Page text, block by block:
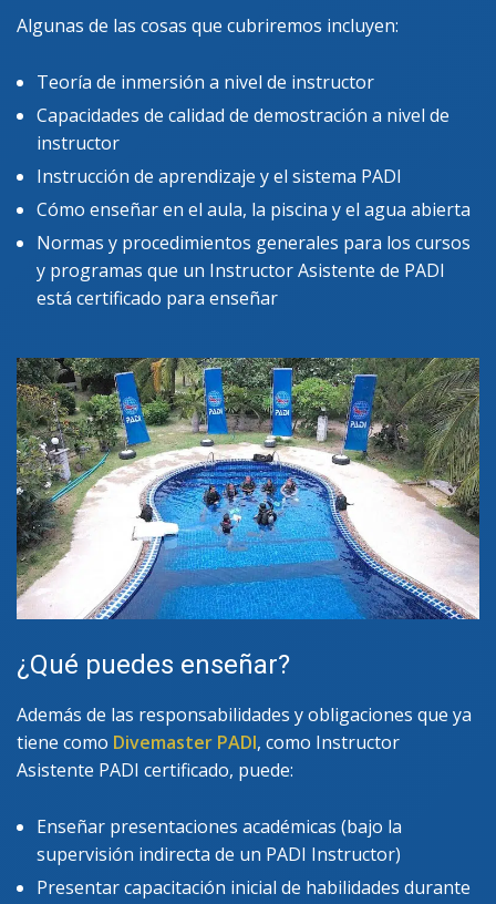
Algunas de las cosas que cubriremos incluyen:
Teoría de inmersión a nivel de instructor
Capacidades de calidad de demostración a nivel de
instructor
Instrucción de aprendizaje y el sistema PADI
Cómo enseñar en el aula, la piscina y el agua abierta
Normas y procedimientos generales para los cursos
y programas que un Instructor Asistente de PADI
está certificado para enseñar
¿Qué puedes enseñar?
Además de las responsabilidades y obligaciones que ya
tiene como Divemaster PADI, como Instructor
Asistente PADI certificado, puede:
Enseñar presentaciones académicas (bajo la
supervisión indirecta de un PADI Instructor)
Presentar capacitación inicial de habilidades durante